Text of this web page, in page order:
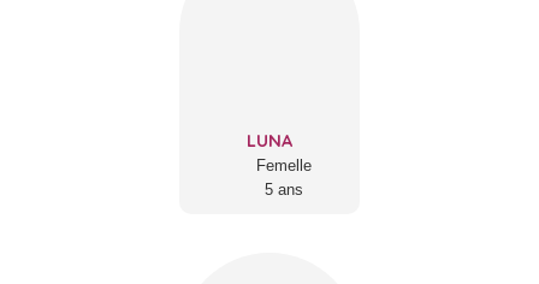
LUNA
Femelle
5 ans